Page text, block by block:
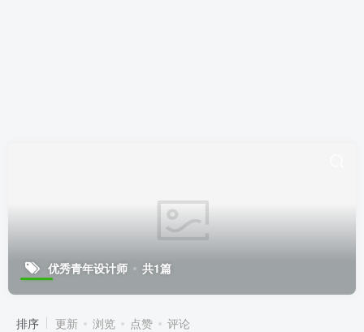
优秀青年设计师 共1篇
排序 更新 浏览 点赞 评论